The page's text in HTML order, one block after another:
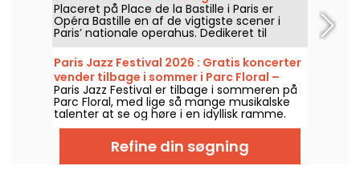
operaproduktioner
Placeret på Place de la Bastille i Paris er
Opéra Bastille en af de vigtigste scener i
Paris’ nationale operahus. Dedikeret til
opsætninger af operaer og
balletforestillinger året rundt. Siden
indvielsen i 1989 har den moderne bygning
tiltrukket et bredt publikum og er blevet et
centralt referencepunkt for de, der ønsker
at følge med i byens klassiske forestillinger
og koreografiske shows.
Paris Jazz Festival 2026 : Gratis koncerter
vender tilbage i sommer i Parc Floral –
programmet
Paris Jazz Festival er tilbage i sommeren på
Parc Floral, med lige så mange musikalske
talenter at se og høre i en idyllisk ramme.
Her er programmet for de gratis koncerter,
man kan opdage fra den 24. juni til den 6.
september 2026!Refine din søgning